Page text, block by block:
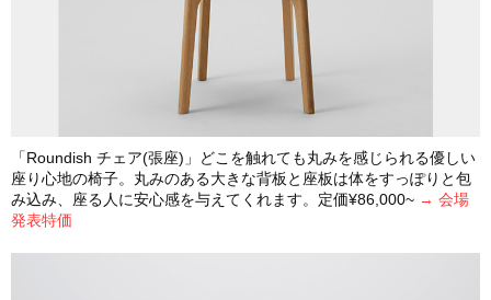
「Roundish チェア(張座)」どこを触れても丸みを感じられる優しい
座り心地の椅子。丸みのある大きな背板と座板は体をすっぽりと包
み込み、座る人に安心感を与えてくれます。定価¥86,000~ → 会場
発表特価